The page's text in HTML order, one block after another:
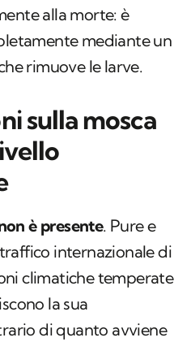
alla morte: è
mediante un
rimuove le larve.
sulla mosca
è presente. Pure e
internazionale di
climatiche temperate
la sua
di quanto avviene